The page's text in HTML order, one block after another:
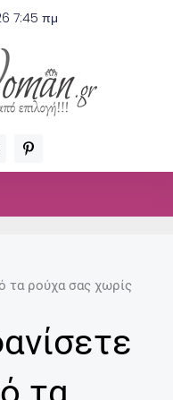
7:45 πμ
P
i
n
p
τα ρούχα σας χωρίς